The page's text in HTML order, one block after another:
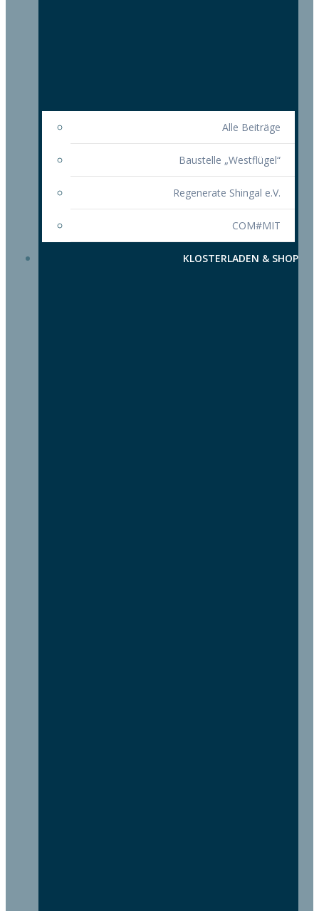
Alle Beiträge
Baustelle „Westflügel“
Regenerate Shingal e.V.
COM#MIT
KLOSTERLADEN & SHOP